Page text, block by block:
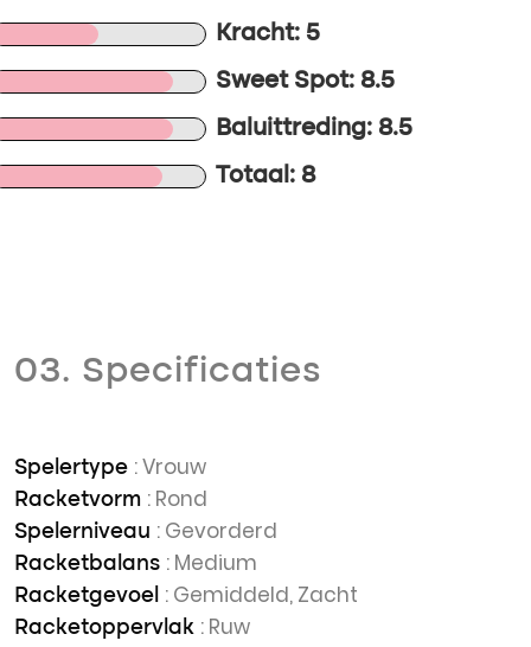
Kracht: 5
Sweet Spot: 8.5
Baluittreding: 8.5
Totaal: 8
03. Specificaties
Spelertype : Vrouw
Racketvorm : Rond
Spelerniveau : Gevorderd
Racketbalans : Medium
Racketgevoel : Gemiddeld, Zacht
Racketoppervlak : Ruw